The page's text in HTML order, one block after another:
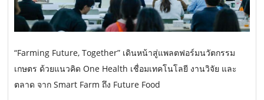
“Farming Future, Together” เดินหน้าสู่แพลตฟอร์มนวัตกรรม
เกษตร ด้วยแนวคิด One Health เชื่อมเทคโนโลยี งานวิจัย และ
ตลาด จาก Smart Farm ถึง Future Food